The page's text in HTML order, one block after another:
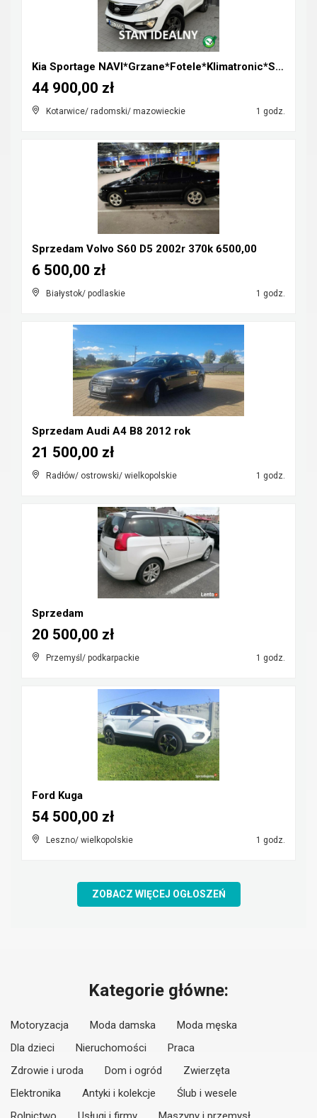
Kia Sportage NAVI*Grzane*Fotele*Klimatronic*Serwis...
Kotarwice/ radomski/ mazowieckie 1 godz.
44 900,00 zł
Sprzedam Volvo S60 D5 2002r 370k 6500,00
Białystok/ podlaskie 1 godz.
6 500,00 zł
Sprzedam Audi A4 B8 2012 rok
Radłów/ ostrowski/ wielkopolskie 1 godz.
21 500,00 zł
Sprzedam
Przemyśl/ podkarpackie 1 godz.
20 500,00 zł
Ford Kuga
Leszno/ wielkopolskie 1 godz.
54 500,00 zł
ZOBACZ WIĘCEJ OGŁOSZEŃ
Kategorie główne:
Motoryzacja Moda damska
Moda męska
Dla dzieci
Nieruchomości
Praca
Zdrowie i uroda
Dom i ogród
Zwierzęta
Elektronika
Antyki i kolekcje
Ślub i wesele